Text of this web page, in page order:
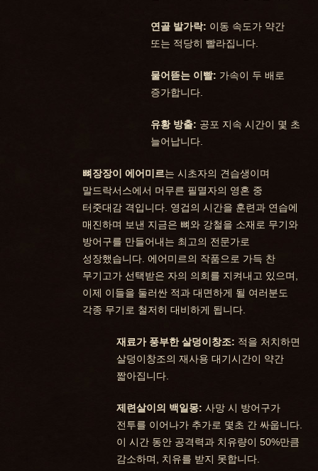
연골 발가락: 이동 속도가 약간
또는 적당히 빨라집니다.
물어뜯는 이빨: 가속이 두 배로
증가합니다.
유황 방출: 공포 지속 시간이 몇 초
늘어납니다.
뼈장장이 에어미르는 시초자의 견습생이며
말드락서스에서 머무른 필멸자의 영혼 중
터줏대감 격입니다. 영겁의 시간을 훈련과 연습에
매진하며 보낸 지금은 뼈와 강철을 소재로 무기와
방어구를 만들어내는 최고의 전문가로
성장했습니다. 에어미르의 작품으로 가득 찬
무기고가 선택받은 자의 의회를 지켜내고 있으며,
이제 이들을 둘러싼 적과 대면하게 될 여러분도
각종 무기로 철저히 대비하게 됩니다.
재료가 풍부한 살덩이창조: 적을 처치하면
살덩이창조의 재사용 대기시간이 약간
짧아집니다.
제련살이의 백일몽: 사망 시 방어구가
전투를 이어나가 추가로 몇초 간 싸웁니다.
이 시간 동안 공격력과 치유량이 50%만큼
감소하며, 치유를 받지 못합니다.